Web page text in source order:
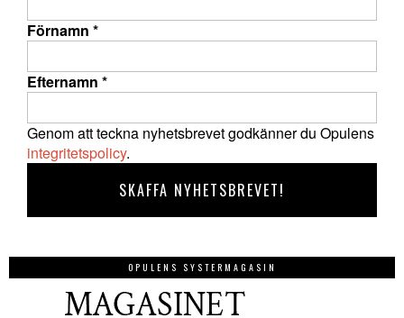
Förnamn *
Efternamn *
Genom att teckna nyhetsbrevet godkänner du Opulens
integritetspolicy.
OPULENS SYSTERMAGASIN